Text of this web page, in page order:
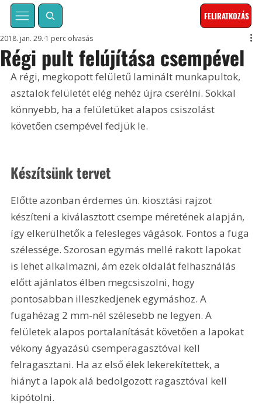
FELIRATKOZÁS
Régi pult felújítása csempével
2018. jan. 29. 1 perc olvasás
A régi, megkopott felületű laminált munkapultok,
asztalok felületét elég nehéz újra cserélni. Sokkal
könnyebb, ha a felületüket alapos csiszolást
követően csempével fedjük le.
Készítsünk tervet
Előtte azonban érdemes ún. kiosztási rajzot
készíteni a kiválasztott csempe méretének alapján,
így elkerülhetők a felesleges vágások. Fontos a fuga
szélessége. Szorosan egymás mellé rakott lapokat
is lehet alkalmazni, ám ezek oldalát felhasználás
előtt ajánlatos élben megcsiszolni, hogy
pontosabban illeszkedjenek egymáshoz. A
fugahézag 2 mm-nél szélesebb ne legyen. A
felületek alapos portalanítását követően a lapokat
vékony ágyazású csemperagasztóval kell
felragasztani. Ha az első élek lekerekítettek, a
hiányt a lapok alá bedolgozott ragasztóval kell
kipótolni.